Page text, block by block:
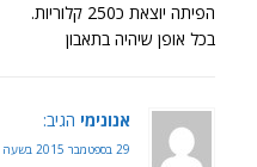
הפיתה יוצאת כ250 קלוריות.
בכל אופן שיהיה בתאבון
אנונימי הגיב:
29 בספטמבר 2015 בשעה 7:59